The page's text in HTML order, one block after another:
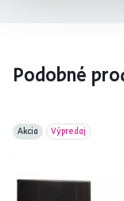
Podobné
Akcia Výpredaj